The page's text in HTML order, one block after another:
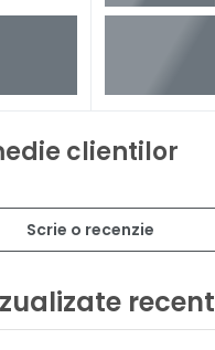
clientilor
Scrie o recenzie
recent